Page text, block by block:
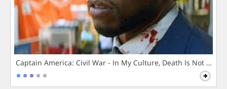
Captain America: Civil War - In My Culture, Death Is Not The